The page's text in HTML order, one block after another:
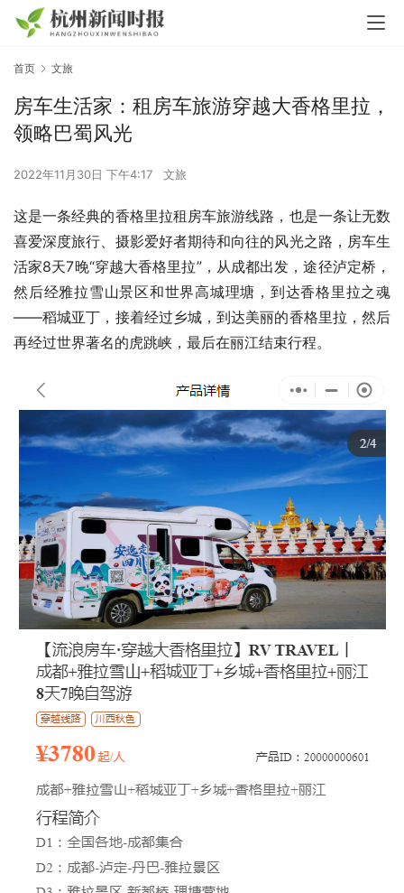
首页 文旅
房车生活家：租房车旅游穿越大香格里拉，
领略巴蜀风光
2022年11月30日 下午4:17 文旅
这是一条经典的香格里拉租房车旅游线路，也是一条让无数
喜爱深度旅行、摄影爱好者期待和向往的风光之路，房车生
活家8天7晚“穿越大香格里拉”，从成都出发，途径泸定桥，
然后经雅拉雪山景区和世界高城理塘，到达香格里拉之魂
——稻城亚丁，接着经过乡城，到达美丽的香格里拉，然后
再经过世界著名的虎跳峡，最后在丽江结束行程。